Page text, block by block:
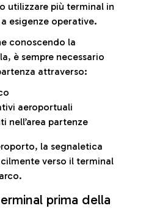
utilizzare più terminal in
esigenze operative.
conoscendo la
è sempre necessario
attraverso:
aeroportuali
nell’area partenze
la segnaletica
verso il terminal
prima della